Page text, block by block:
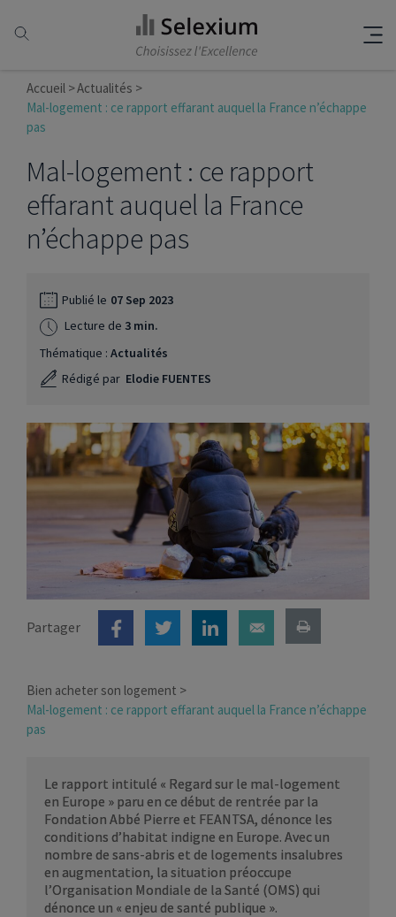
Accueil
Actualités
Mal-logement : ce rapport effarant auquel la France n’échappe
pas
Mal-logement : ce rapport
effarant auquel la France
n’échappe pas
Publié le 07 Sep 2023
Lecture de 3 min.
Thématique : Actualités
Rédigé par Elodie FUENTES
Partager
Bien acheter son logement
Mal-logement : ce rapport effarant auquel la France n’échappe
pas
Le rapport intitulé « Regard sur le mal-logement
en Europe » paru en ce début de rentrée par la
Fondation Abbé Pierre et FEANTSA, dénonce les
conditions d’habitat indigne en Europe. Avec un
nombre de sans-abris et de logements insalubres
en augmentation, la situation préoccupe
l’Organisation Mondiale de la Santé (OMS) qui
dénonce un « enjeu de santé publique ».